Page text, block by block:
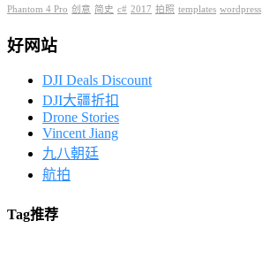
Phantom 4 Pro 创意 简史 c# 2017 拍照 templates wordpress
好网站
DJI Deals Discount
DJI大疆折扣
Drone Stories
Vincent Jiang
九八朝廷
航拍
Tag推荐